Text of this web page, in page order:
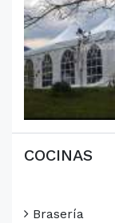
COCINAS
Brasería